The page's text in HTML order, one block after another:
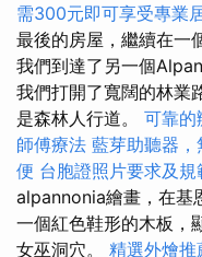
需300元即可享受專業
最後的房屋，繼續在一
我們到達了另一個
我們打開了寬闊的林業
是森林人行道。 可靠的
師傅療法 藍芽助聽器
便 台胞證照片要求及規
alpannonia繪畫，在基
一個紅色鞋形的木板，
女巫洞穴。 精選外燴推